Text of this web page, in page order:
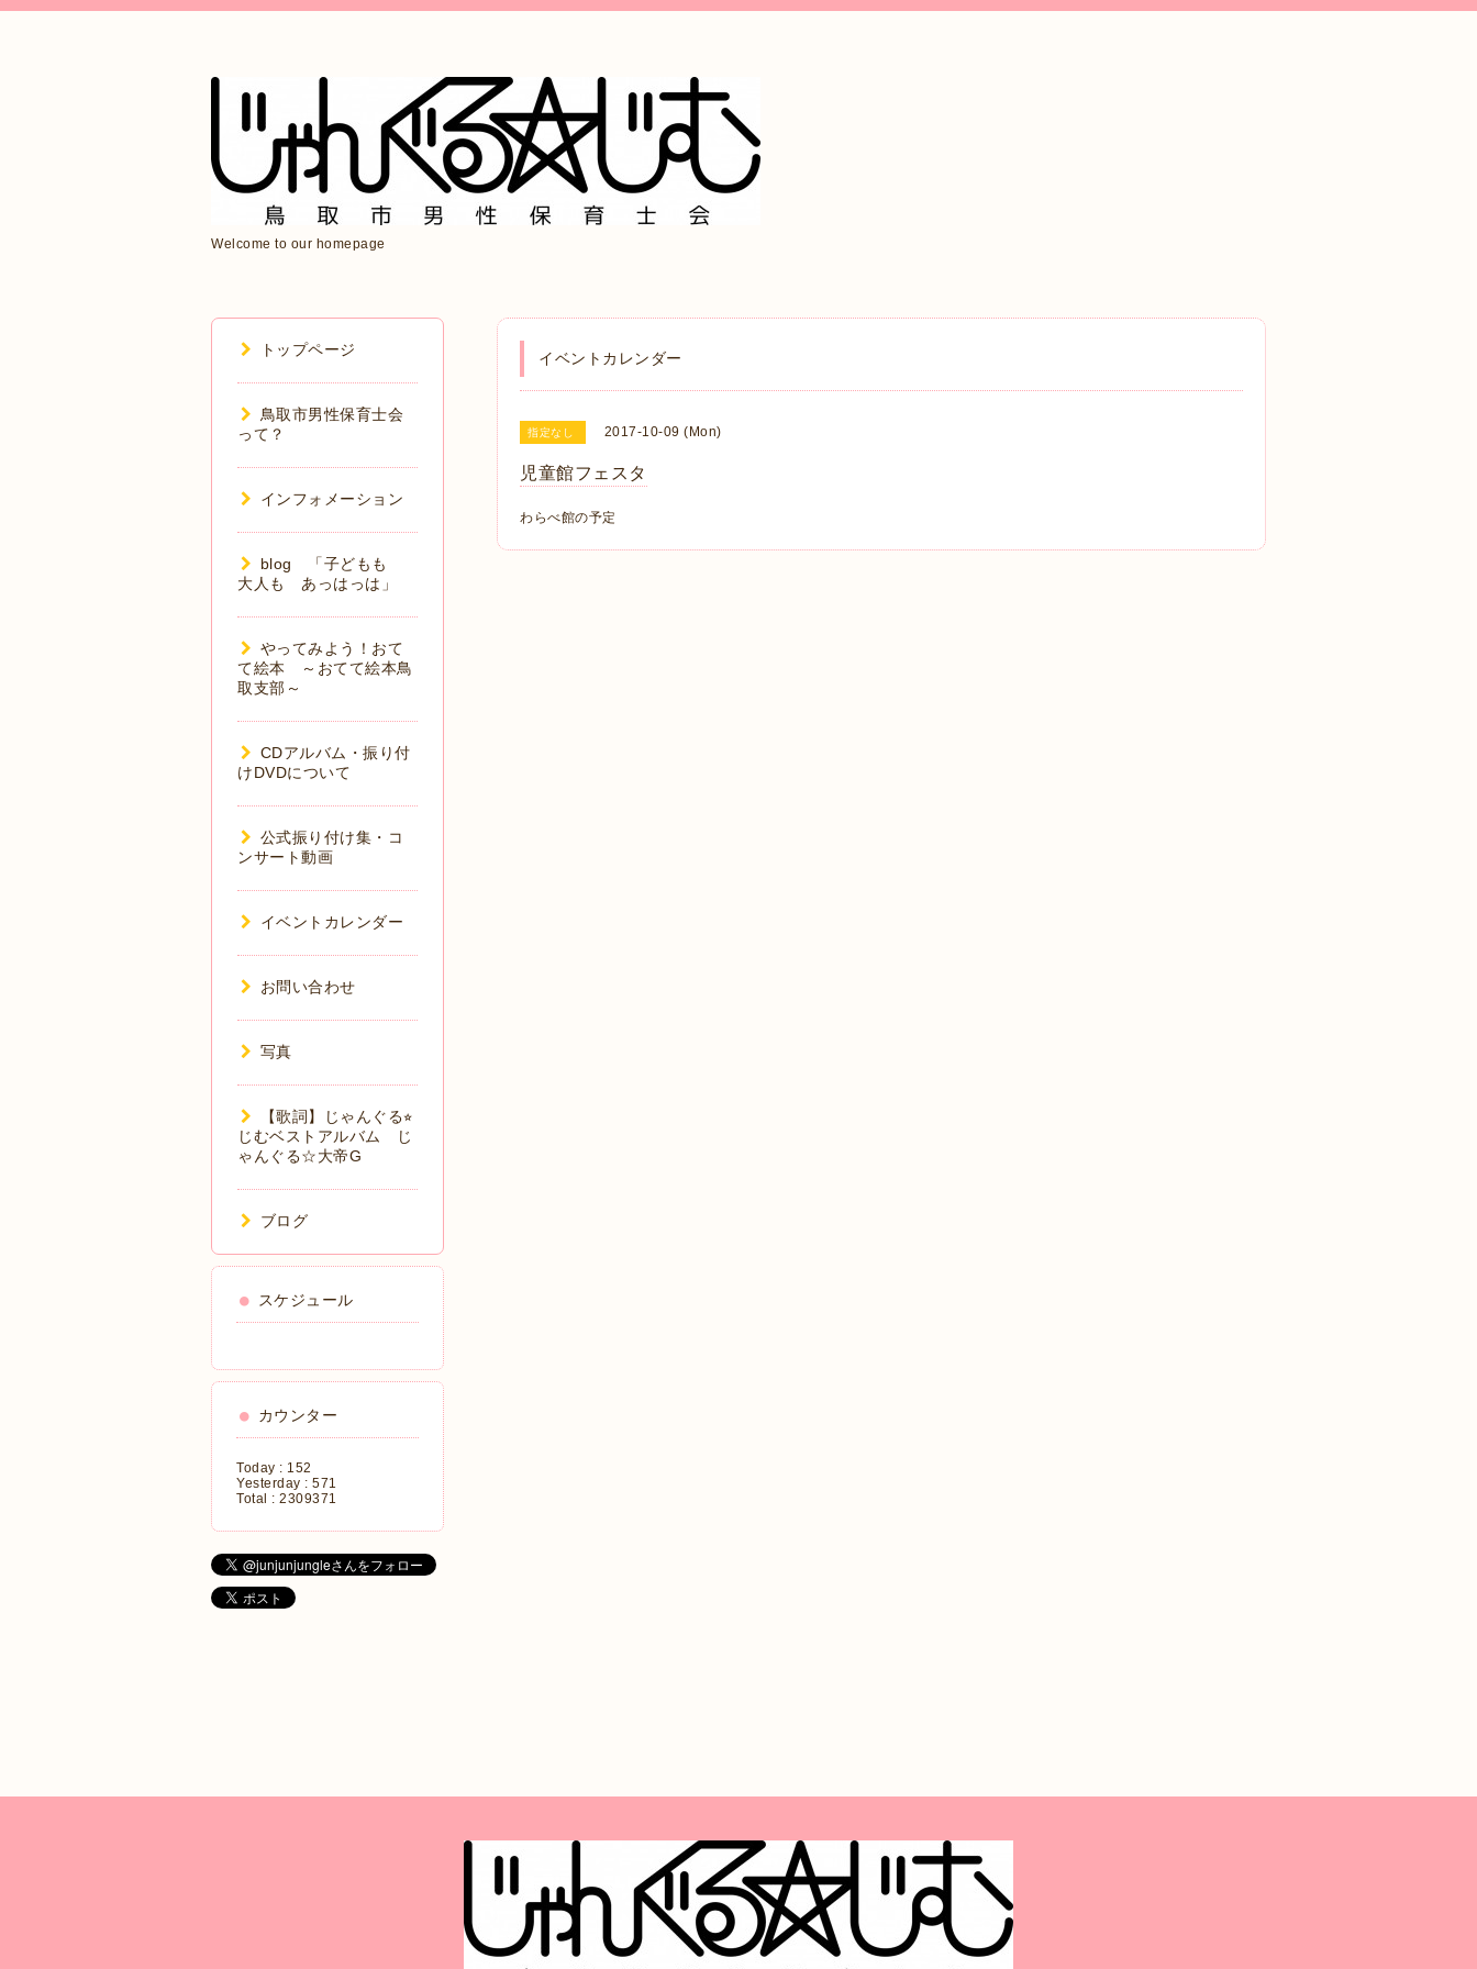
Welcome to our homepage
イベントカレンダー
指定なし 2017-10-09 (Mon)
児童館フェスタ
わらべ館の予定
トップページ
鳥取市男性保育士会
って？
インフォメーション
blog 「子どもも
大人も あっはっは」
やってみよう！おて
て絵本 ～おてて絵本鳥
取支部～
CDアルバム・振り付
けDVDについて
公式振り付け集・コ
ンサート動画
イベントカレンダー
お問い合わせ
写真
【歌詞】じゃんぐる⭐︎
じむベストアルバム じ
ゃんぐる☆大帝G
ブログ
スケジュール
カウンター
Today : 152
Yesterday : 571
Total : 2309371